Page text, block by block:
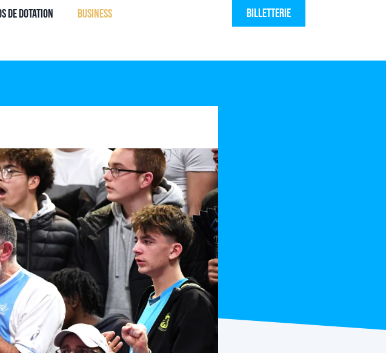
de dotation Business Billetterie